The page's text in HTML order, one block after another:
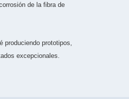
de la fibra de
prototipos,
excepcionales.